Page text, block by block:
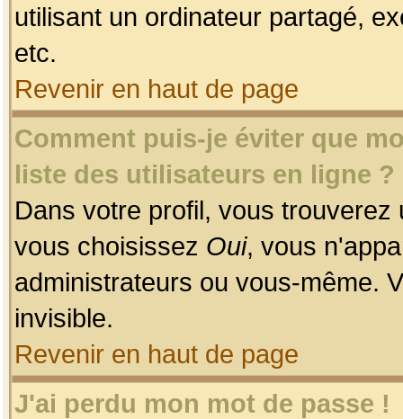
utilisant un ordinateur partagé,
etc.
Revenir en haut de page
Comment puis-je éviter que
liste des utilisateurs en ligne ?
Dans votre profil, vous
vous choisissez Oui, vous
administrateurs ou vous-même.
invisible.
Revenir en haut de page
J'ai perdu mon mot de passe !